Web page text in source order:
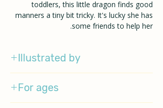
toddlers, this little dragon finds good
manners a tiny bit tricky. It's lucky she has
some friends to help her.
Illustrated by
For ages